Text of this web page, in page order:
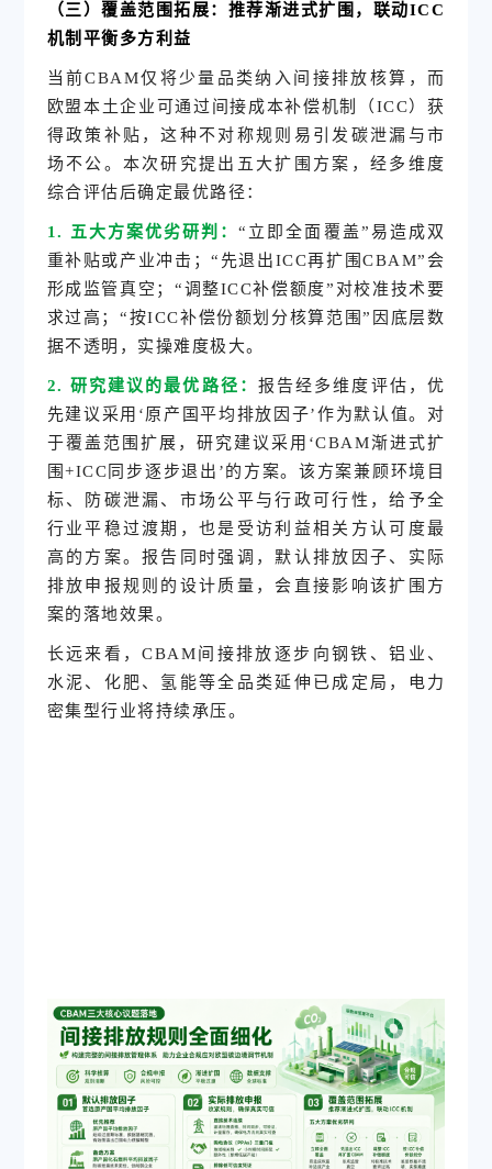
（三）覆盖范围拓展：推荐渐进式扩围，联动ICC
机制平衡多方利益
当前CBAM仅将少量品类纳入间接排放核算，而
欧盟本土企业可通过间接成本补偿机制（ICC）获
得政策补贴，这种不对称规则易引发碳泄漏与市
场不公。本次研究提出五大扩围方案，经多维度
综合评估后确定最优路径：
1. 五大方案优劣研判：“立即全面覆盖”易造成双
重补贴或产业冲击；“先退出ICC再扩围CBAM”会
形成监管真空；“调整ICC补偿额度”对校准技术要
求过高；“按ICC补偿份额划分核算范围”因底层数
据不透明，实操难度极大。
2. 研究建议的最优路径： 报告经多维度评估，优
先建议采用‘原产国平均排放因子’作为默认值。对
于覆盖范围扩展，研究建议采用‘CBAM渐进式扩
围+ICC同步逐步退出’的方案。该方案兼顾环境目
标、防碳泄漏、市场公平与行政可行性，给予全
行业平稳过渡期，也是受访利益相关方认可度最
高的方案。报告同时强调，默认排放因子、实际
排放申报规则的设计质量，会直接影响该扩围方
案的落地效果。
长远来看，CBAM间接排放逐步向钢铁、铝业、
水泥、化肥、氢能等全品类延伸已成定局，电力
密集型行业将持续承压。